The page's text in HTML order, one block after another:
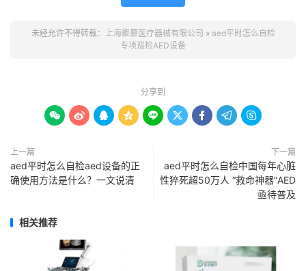
未经允许不得转载： 上海聚慕医疗器械有限公司 » aed平时怎么自检
专项巡检AED设备
分享到
        
上一篇
aed平时怎么自检aed设备的正
确使用方法是什么？一文说清
下一篇
aed平时怎么自检中国每年心脏
性猝死超50万人 “救命神器”AED
亟待普及
相关推荐